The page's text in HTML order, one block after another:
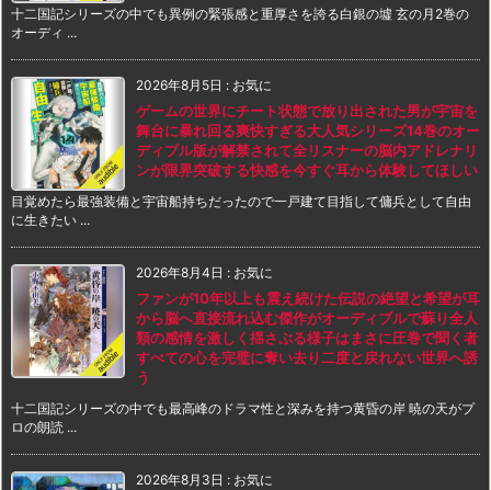
十二国記シリーズの中でも異例の緊張感と重厚さを誇る白銀の墟 玄の月2巻の
オーディ ...
2026年8月5日 : お気に
ゲームの世界にチート状態で放り出された男が宇宙を
舞台に暴れ回る爽快すぎる大人気シリーズ14巻のオー
ディブル版が解禁されて全リスナーの脳内アドレナリ
ンが限界突破する快感を今すぐ耳から体験してほしい
目覚めたら最強装備と宇宙船持ちだったので一戸建て目指して傭兵として自由
に生きたい ...
2026年8月4日 : お気に
ファンが10年以上も震え続けた伝説の絶望と希望が耳
から脳へ直接流れ込む傑作がオーディブルで蘇り全人
類の感情を激しく揺さぶる様子はまさに圧巻で聞く者
すべての心を完璧に奪い去り二度と戻れない世界へ誘
う
十二国記シリーズの中でも最高峰のドラマ性と深みを持つ黄昏の岸 暁の天がプ
ロの朗読 ...
2026年8月3日 : お気に